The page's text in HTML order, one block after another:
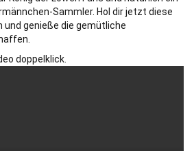
Sammler. Hol dir jetzt diese
und genieße die gemütliche
doppelklick.